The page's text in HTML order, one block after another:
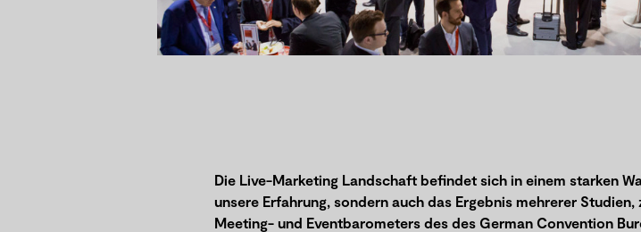
Die Live-Marketing Landschaft befindet sich in einem starken
unsere Erfahrung, sondern auch das Ergebnis mehrerer Studien,
Meeting- und Eventbarometers des des German Convention